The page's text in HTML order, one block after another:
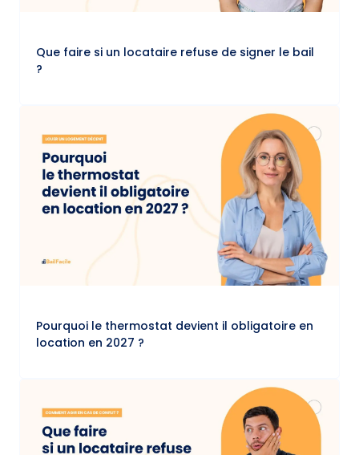
Que faire si un locataire refuse de signer le bail
?
Pourquoi le thermostat devient il obligatoire en
location en 2027 ?